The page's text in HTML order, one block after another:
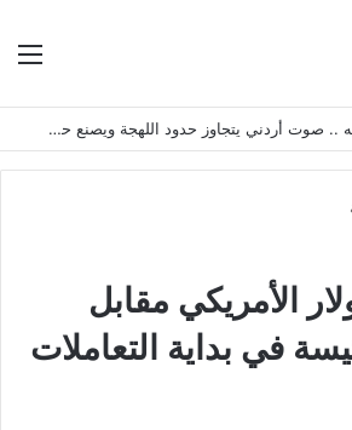
العنوان عبدالله هاديه .. صوت أردني يتجاوز حدود اللهجة ويصنع حضوره الخاص
الأمريكي مقابل
في بداية التعاملات